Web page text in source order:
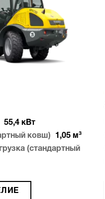
55,4 кВт
ковш)
1,05 м³
(стандартный